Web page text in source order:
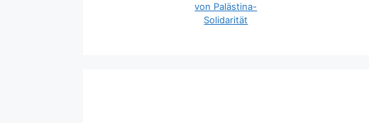
von Palästina-
Solidarität